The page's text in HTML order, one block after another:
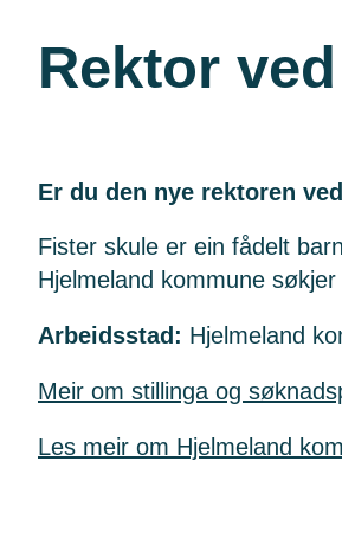
Rektor
Er du den nye rektoren
Fister skule er ein fådelt
Hjelmeland kommune
Arbeidsstad: Hjelmeland
Meir om stillinga og
Les meir om Hjelmeland